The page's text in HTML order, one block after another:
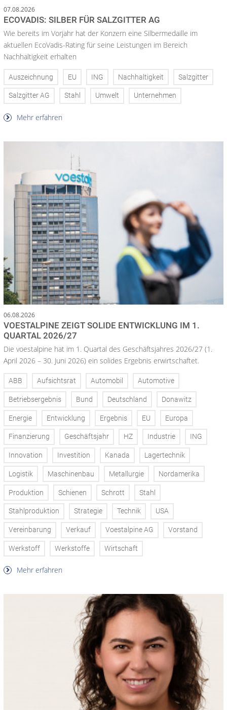
07.08.2026
ECOVADIS: SILBER FÜR SALZGITTER AG
Wie bereits im Vorjahr hat der Konzern eine Silbermedaille im
aktuellen EcoVadis-Rating für seine Leistungen im Bereich
Nachhaltigkeit erhalten
Auszeichnung EU ING Nachhaltigkeit Salzgitter
Salzgitter AG Stahl Umwelt Unternehmen
Mehr erfahren
06.08.2026
VOESTALPINE ZEIGT SOLIDE ENTWICKLUNG IM 1.
QUARTAL 2026/27
Die voestalpine hat im 1. Quartal des Geschäftsjahres 2026/27 (1.
April 2026 – 30. Juni 2026) ein solides Ergebnis erwirtschaftet.
ABB Aufsichtsrat Automobil Automotive
Betriebsergebnis Bund Deutschland Donawitz
Energie Entwicklung Ergebnis EU Europa
Finanzierung Geschäftsjahr HZ Industrie ING
Innovation Investition Kanada Lagertechnik
Logistik Maschinenbau Metallurgie Nordamerika
Produktion Schienen Schrott Stahl
Stahlproduktion Strategie Technik USA
Vereinbarung Verkauf Voestalpine AG Vorstand
Werkstoff Werkstoffe Wirtschaft
Mehr erfahren